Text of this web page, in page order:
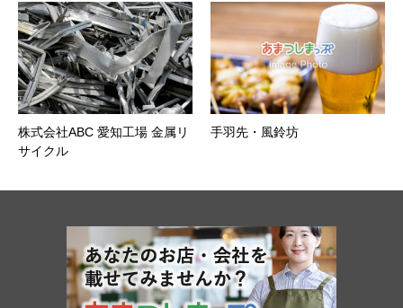
株式会社ABC 愛知工場 金属リ
サイクル
手羽先・風鈴坊